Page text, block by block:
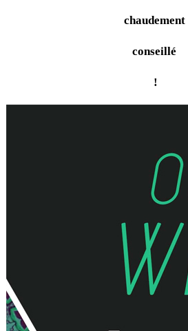
chaudement
conseillé
!